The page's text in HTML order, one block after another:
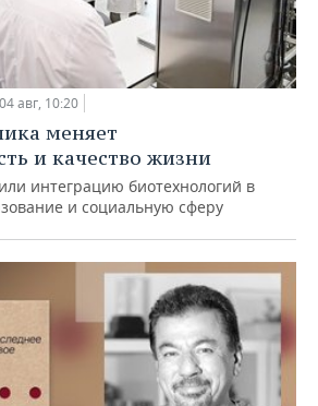
04 авг, 10:20
меняет
и качество жизни
интеграцию биотехнологий в
и социальную сферу